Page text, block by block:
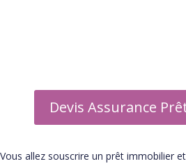
Devis Assurance
Vous allez souscrire un prêt immobilier